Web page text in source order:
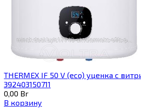
THERMEX IF 50 V (eco) уценка c
392403150711
0,00 Br
В корзину